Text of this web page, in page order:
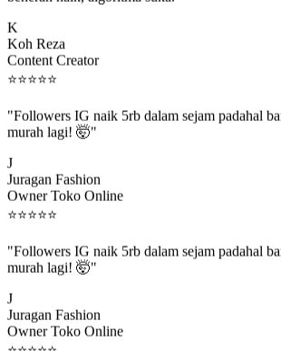
Koh Reza
Content Creator
⭐⭐⭐⭐⭐
murah lagi! 🤯"
Juragan Fashion
Owner Toko Online
⭐⭐⭐⭐⭐
murah lagi! 🤯"
Juragan Fashion
Owner Toko Online
⭐⭐⭐⭐⭐